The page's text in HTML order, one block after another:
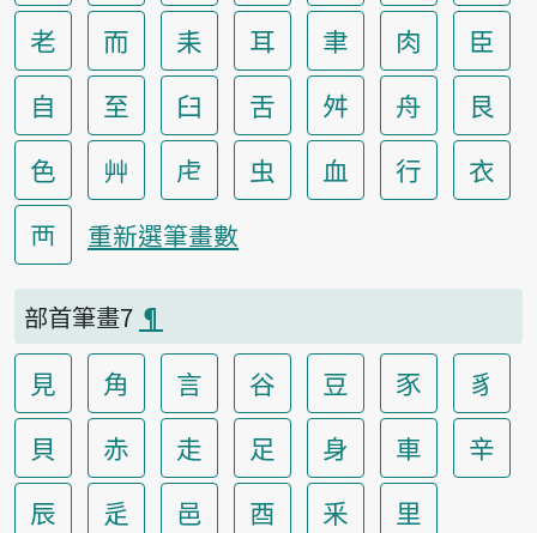
老
而 耒 耳 聿 肉
臣
自
至 臼 舌 舛 舟
艮
色
艸 虍 虫 血 行
衣
襾
重新選筆畫數
部首筆畫7 ¶
見 角 言 谷 豆 豕
豸
貝
赤 走 足 身 車
辛
辰
辵 邑 酉 釆 里